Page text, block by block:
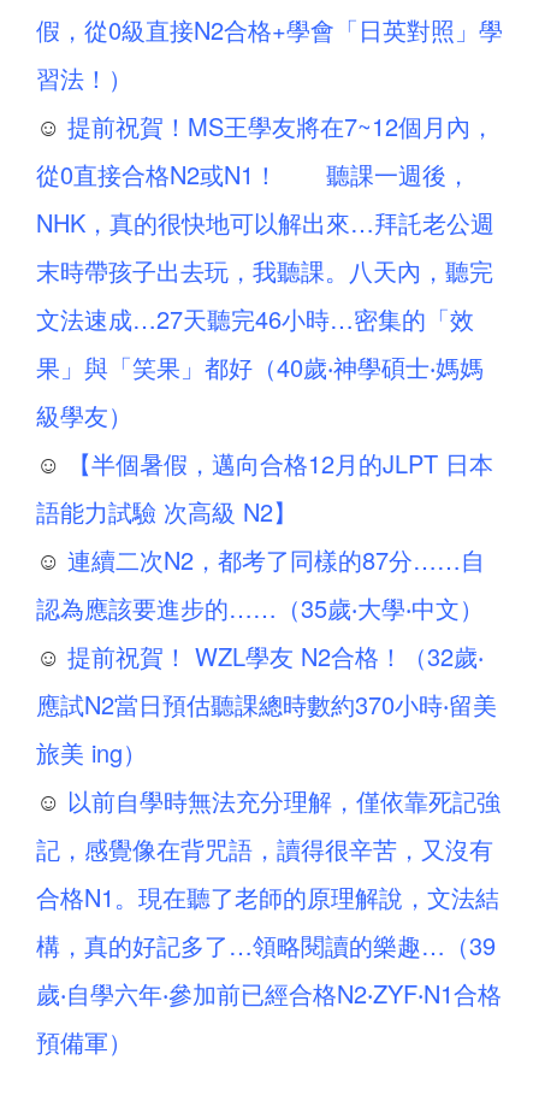
假，從0級直接N2合格+學會「日英對照」學
習法！）
☺ 提前祝賀！MS王學友將在7~12個月內，
從0直接合格N2或N1！ 聽課一週後，
NHK，真的很快地可以解出來…拜託老公週
末時帶孩子出去玩，我聽課。八天內，聽完
文法速成…27天聽完46小時…密集的「效
果」與「笑果」都好（40歲‧神學碩士‧媽媽
級學友）
☺
【半個暑假，邁向合格12月的JLPT 日本
語能力試驗 次高級 N2】
☺ 連續二次N2，都考了同樣的87分……自
認為應該要進步的……（35歲‧大學‧中文）
☺ 提前祝賀！ WZL學友 N2合格！（32歲‧
應試N2當日預估聽課總時數約370小時‧留美
旅美 ing）
☺ 以前自學時無法充分理解，僅依靠死記強
記，感覺像在背咒語，讀得很辛苦，又沒有
合格N1。現在聽了老師的原理解說，文法結
構，真的好記多了…領略閱讀的樂趣…（39
歲‧自學六年‧參加前已經合格N2‧ZYF‧N1合格
預備軍）